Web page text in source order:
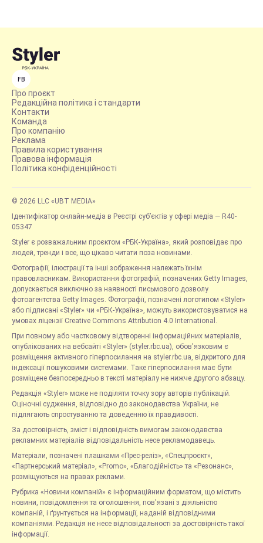
FB
Про проєкт
Редакційна політика і стандарти
Контакти
Команда
Про компанію
Реклама
Правила користування
Правова інформація
Політика конфіденційності
© 2026 LLC «UBT MEDIA»
Ідентифікатор онлайн-медіа в Реєстрі суб’єктів у сфері медіа — R40-
05347
Styler є розважальним проєктом «РБК-Україна», який розповідає про
людей, тренди і все, що цікаво читати поза новинами.
Фотографії, ілюстрації та інші зображення належать їхнім
правовласникам. Використання фотографій, позначених Getty Images,
допускається виключно за наявності письмового дозволу
фотоагентства Getty Images. Фотографії, позначені логотипом «Styler»
або підписані «Styler» чи «РБК-Україна», можуть використовуватися на
умовах ліцензії Creative Commons Attribution 4.0 International.
При повному або частковому відтворенні інформаційних матеріалів,
опублікованих на вебсайті «Styler» (styler.rbc.ua), обов'язковим є
розміщення активного гіперпосилання на styler.rbc.ua, відкритого для
індексації пошуковими системами. Таке гіперпосилання має бути
розміщене безпосередньо в тексті матеріалу не нижче другого абзацу.
Редакція «Styler» може не поділяти точку зору авторів публікацій.
Оціночні судження, відповідно до законодавства України, не
підлягають спростуванню та доведенню їх правдивості.
За достовірність, зміст і відповідність вимогам законодавства
рекламних матеріалів відповідальність несе рекламодавець.
Матеріали, позначені плашками «Прес-реліз», «Спецпроєкт»,
«Партнерський матеріал», «Promo», «Благодійність» та «Резонанс»,
розміщуються на правах реклами.
Рубрика «Новини компаній» є інформаційним форматом, що містить
новини, повідомлення та оголошення, пов'язані з діяльністю
компаній, і ґрунтується на інформації, наданій відповідними
компаніями. Редакція не несе відповідальності за достовірність такої
інформації.